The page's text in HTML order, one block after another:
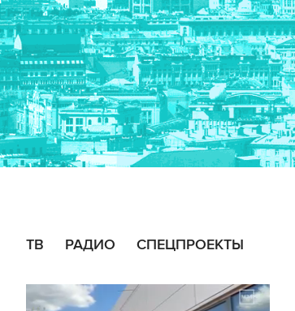
ТВ РАДИО СПЕЦПРОЕКТЫ